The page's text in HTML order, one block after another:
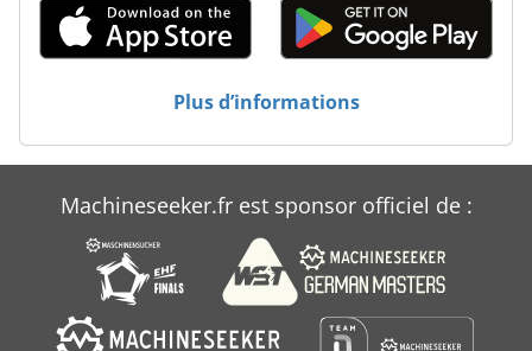
Plus d’informations
Machineseeker.fr est sponsor officiel de :